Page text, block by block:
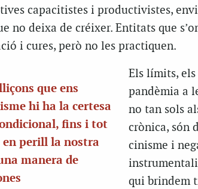
capacitistes i productivistes,
no deixa de créixer. Entitats que
i cures, però no les practiquen.
que ens
hi ha la certesa
fins i tot
en perill la nostra
manera de
Els límits, els
pandèmia a
no tan sols
crònica, són
cinisme i
qui brindem